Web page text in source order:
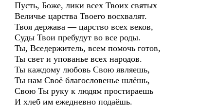
Пусть, Боже, лики всех Твоих святых
Величье царства Твоего восхвалят.
Твоя держава — царство всех веков,
Суды Твои пребудут во все роды.
Ты, Вседержитель, всем помочь готов,
Ты свет и упованье всех народов.
Ты каждому любовь Свою являешь,
Ты нам Своё благословенье шлёшь,
Свою Ты руку к людям простираешь
И хлеб им ежедневно подаёшь.